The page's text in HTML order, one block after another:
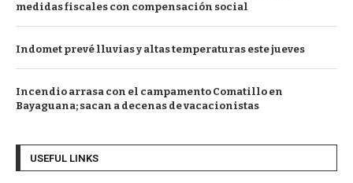
medidas fiscales con compensación social
Indomet prevé lluvias y altas temperaturas este jueves
Incendio arrasa con el campamento Comatillo en
Bayaguana; sacan a decenas de vacacionistas
USEFUL LINKS